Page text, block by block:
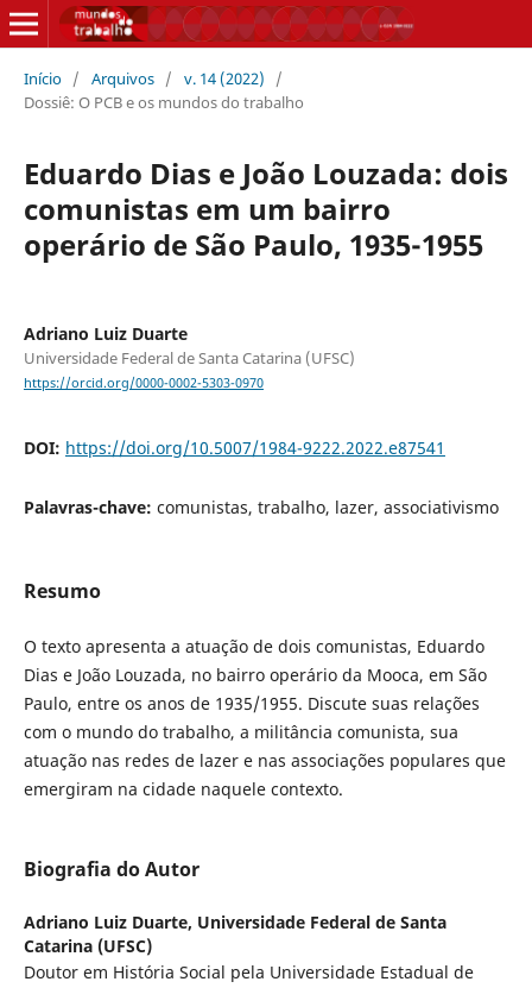
Início / Arquivos / v. 14 (2022)
/
Dossiê: O PCB e os mundos do trabalho
Eduardo Dias e João Louzada: dois
comunistas em um bairro
operário de São Paulo, 1935-1955
Adriano Luiz Duarte
Universidade Federal de Santa Catarina (UFSC)
https://orcid.org/0000-0002-5303-0970
DOI: https://doi.org/10.5007/1984-9222.2022.e87541
Palavras-chave: comunistas, trabalho, lazer, associativismo
Resumo
O texto apresenta a atuação de dois comunistas, Eduardo
Dias e João Louzada, no bairro operário da Mooca, em São
Paulo, entre os anos de 1935/1955. Discute suas relações
com o mundo do trabalho, a militância comunista, sua
atuação nas redes de lazer e nas associações populares que
emergiram na cidade naquele contexto.
Biografia do Autor
Adriano Luiz Duarte, Universidade Federal de Santa
Catarina (UFSC)
Doutor em História Social pela Universidade Estadual de